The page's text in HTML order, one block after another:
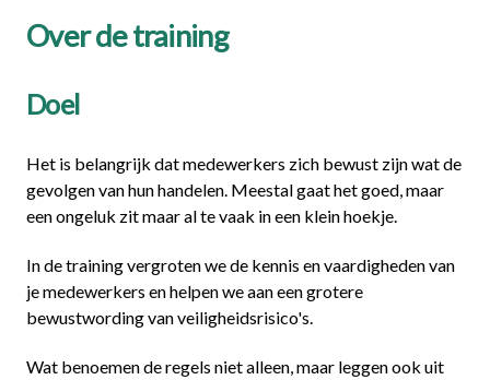
Over de training
Doel
Het is belangrijk dat medewerkers zich bewust zijn wat de
gevolgen van hun handelen. Meestal gaat het goed, maar
een ongeluk zit maar al te vaak in een klein hoekje.
In de training vergroten we de kennis en vaardigheden van
je medewerkers en helpen we aan een grotere
bewustwording van veiligheidsrisico's.
Wat benoemen de regels niet alleen, maar leggen ook uit